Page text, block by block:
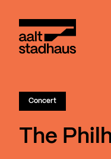
Main content
Concert
The